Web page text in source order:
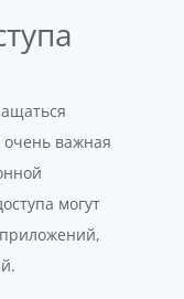
важная
могут